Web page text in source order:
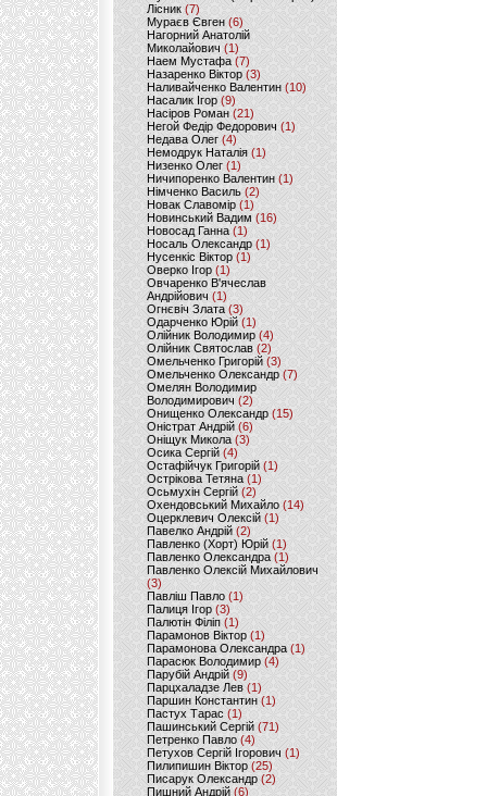
Лісник (7)
Мураєв Євген(6)
Нагорний Анатолій
Миколайович (1)
Наем Мустафа (7)
Назаренко Віктор (3)
Наливайченко Валентин (10)
Насалик Ігор(9)
Насіров Роман (21)
Негой Федір Федорович(1)
Недава Олег(4)
Немодрук Наталія(1)
Низенко Олег (1)
Ничипоренко Валентин (1)
Німченко Василь (2)
Новак Славомір (1)
Новинський Вадим (16)
Новосад Ганна (1)
Носаль Олександр (1)
Нусенкіс Віктор (1)
Оверко Ігор (1)
Овчаренко В'ячеслав
Андрійович(1)
Огнєвіч Злата (3)
Одарченко Юрій(1)
Олійник Володимир (4)
Олійник Святослав (2)
Омельченко Григорій (3)
Омельченко Олександр(7)
Омелян Володимир
Володимирович (2)
Онищенко Олександр (15)
Оністрат Андрій (6)
Оніщук Микола (3)
Осика Сергій(4)
Остафійчук Григорій(1)
Острікова Тетяна (1)
Осьмухін Сергій (2)
Охендовський Михайло (14)
Оцерклевич Олексій (1)
Павелко Андрій (2)
Павленко (Хорт) Юрій (1)
Павленко Олександра (1)
Павленко Олексій Михайлович
(3)
Павліш Павло(1)
Палиця Ігор (3)
Палютін Філіп(1)
Парамонов Віктор (1)
Парамонова Олександра(1)
Парасюк Володимир(4)
Парубій Андрій (9)
Парцхаладзе Лев (1)
Паршин Константин(1)
Пастух Тарас (1)
Пашинський Сергій (71)
Петренко Павло (4)
Петухов Сергій Ігорович (1)
Пилипишин Віктор(25)
Писарук Олександр(2)
Пишний Андрій (6)